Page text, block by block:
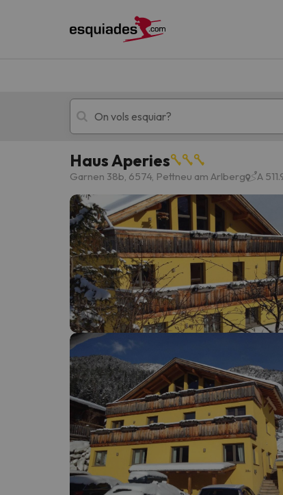
Esquí Escapades
!Vaja! No hem trobat resultats que
Vaja! Sembla que el nostre cercador ha
Haus Aperies
Garnen 38b, 6574, Pettneu am Arlberg A